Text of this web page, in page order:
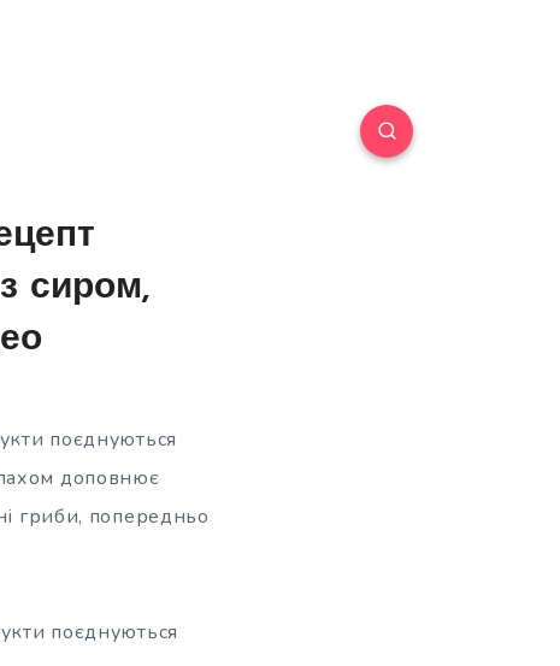
сиром,
поєднуються
доповнює
гриби, попередньо
поєднуються